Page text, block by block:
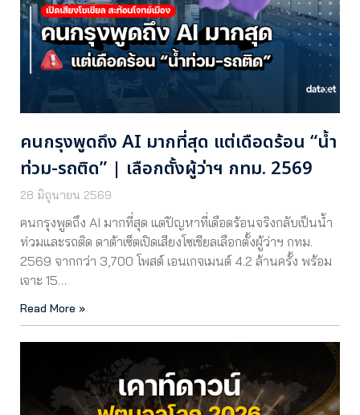
คนกรุงพูดถึง AI มากที่สุด แต่เดือดร้อน “น้ำ
ท่วม-รถติด” | เลือกตั้งผู้ว่าฯ กทม. 2569
28 มิถุนายน 2569
คนกรุงพูดถึง AI มากที่สุด แต่ปัญหาที่เดือดร้อนจริงกลับเป็นน้ำ
ท่วมและรถติด ดาต้าเซ็ตเปิดเสียงโซเชียลเลือกตั้งผู้ว่าฯ กทม.
2569 จากกว่า 3,700 โพสต์ เอนเกจเมนต์ 4.2 ล้านครั้ง พร้อม
เจาะ 15…
Read More »